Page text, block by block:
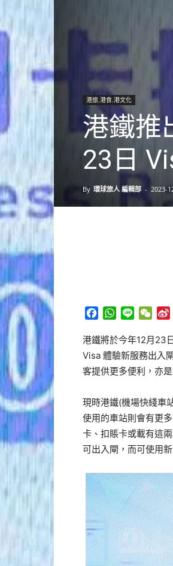
港旅.港食.港文化
港鐵推
23日
By 環球旅人 編輯部 - 2023-
Facebook
WhatsApp
Line
港鐵將於今年12月23
Visa 體驗新服務出入
客提供更多便利，亦
現時港鐵(機場快綫車
使用的車站則會有更
卡、扣賬卡或載有這
可出入閘，而可使用